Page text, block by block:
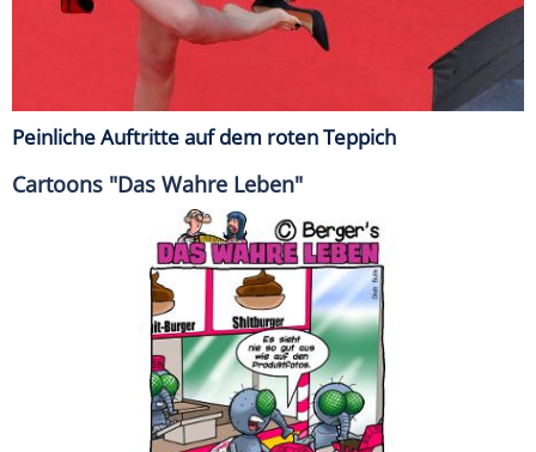
Peinliche Auftritte auf dem roten Teppich
Cartoons "Das Wahre Leben"